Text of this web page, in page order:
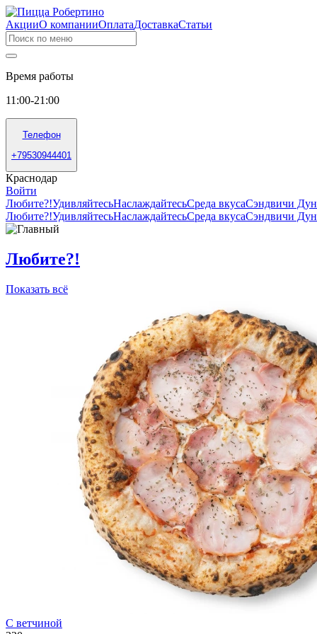
АкцииО компанииОплатаДоставкаСтатьи
Время работы
11:00-21:00
Телефон
+79530944401
Краснодар
Войти
Любите?!УдивляйтесьНаслаждайтесьСреда вкусаСэндвичи
Любите?!УдивляйтесьНаслаждайтесьСреда вкусаСэндвичи
Любите?!
Показать всё
С ветчиной